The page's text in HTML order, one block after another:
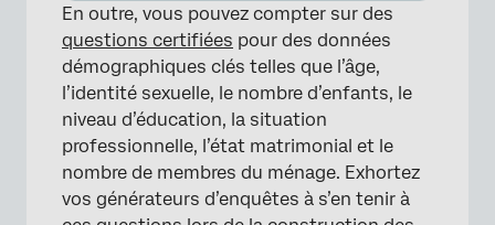
En outre, vous pouvez compter sur des
questions certifiées pour des données
démographiques clés telles que l’âge,
l’identité sexuelle, le nombre d’enfants, le
niveau d’éducation, la situation
professionnelle, l’état matrimonial et le
nombre de membres du ménage. Exhortez
vos générateurs d’enquêtes à s’en tenir à